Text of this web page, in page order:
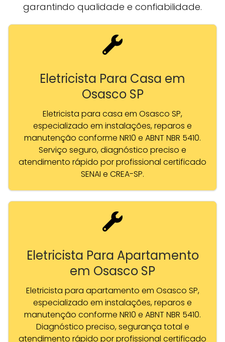
garantindo qualidade e confiabilidade.
Eletricista Para Casa em
Osasco SP
Eletricista para casa em Osasco SP,
especializado em instalações, reparos e
manutenção conforme NR10 e ABNT NBR 5410.
Serviço seguro, diagnóstico preciso e
atendimento rápido por profissional certificado
SENAI e CREA-SP.
Eletricista Para Apartamento
em Osasco SP
Eletricista para apartamento em Osasco SP,
especializado em instalações, reparos e
manutenção conforme NR10 e ABNT NBR 5410.
Diagnóstico preciso, segurança total e
atendimento rápido por profissional certificado